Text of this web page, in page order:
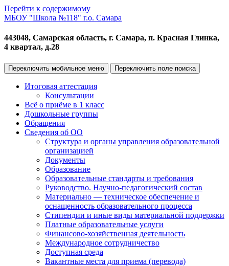
Перейти к содержимому
МБОУ "Школа №118" г.о. Самара
443048, Самарская область, г. Самара, п. Красная Глинка,
4 квартал, д.28
Переключить мобильное меню Переключить поле поиска
Итоговая аттестация
Консультации
Всё о приёме в 1 класс
Дошкольные группы
Обращения
Сведения об ОО
Структура и органы управления образовательной
организацией
Документы
Образование
Образовательные стандарты и требования
Руководство. Научно-педагогический состав
Материально — техническое обеспечение и
оснащенность образовательного процесса
Стипендии и иные виды материальной поддержки
Платные образовательные услуги
Финансово-хозяйственная деятельность
Международное сотрудничество
Доступная среда
Вакантные места для приема (перевода)